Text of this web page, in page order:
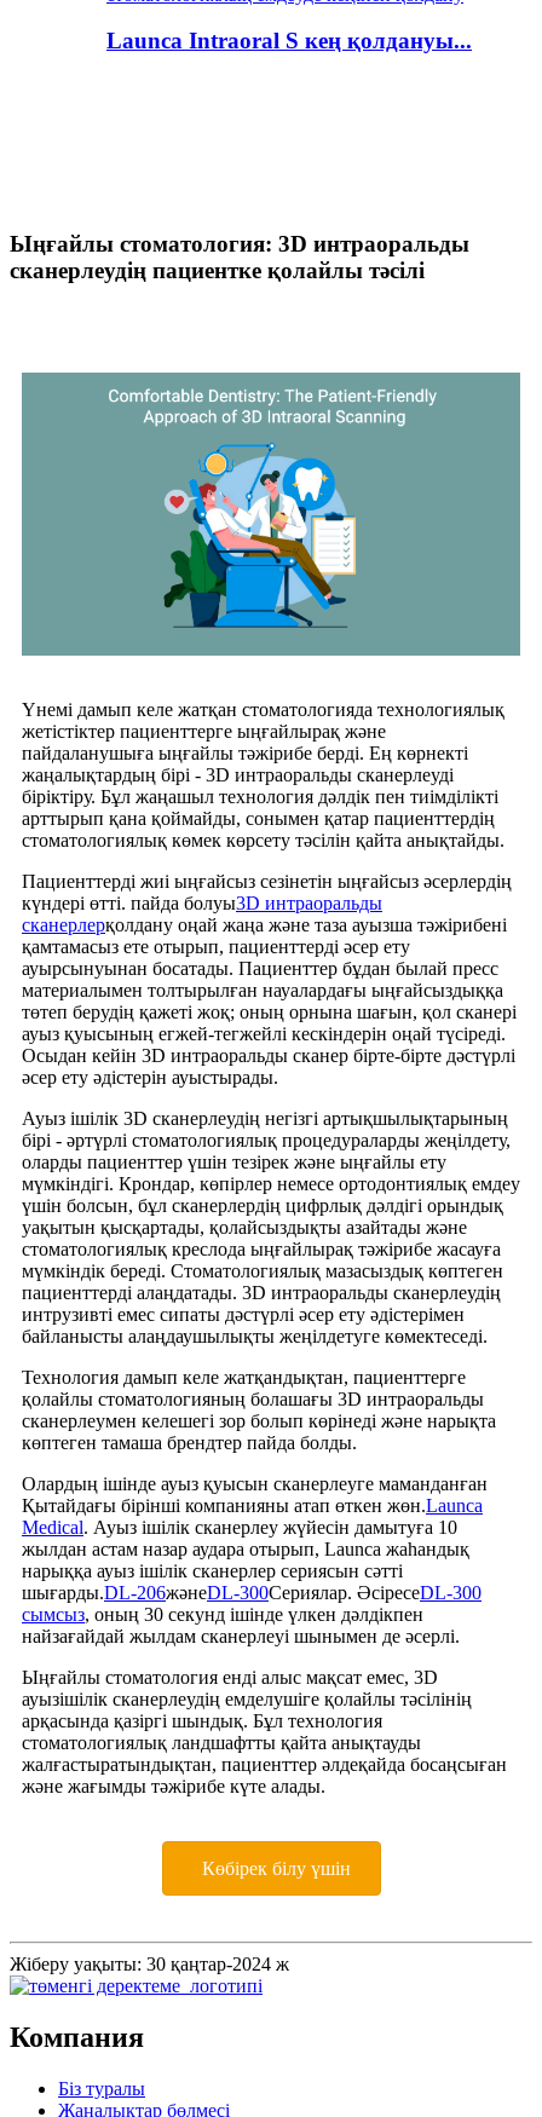
Launca Intraoral S кең қолдануы...
Ыңғайлы стоматология: 3D интраоральды
сканерлеудің пациентке қолайлы тәсілі
Үнемі дамып келе жатқан стоматологияда технологиялық
жетістіктер пациенттерге ыңғайлырақ және
пайдаланушыға ыңғайлы тәжірибе берді. Ең көрнекті
жаңалықтардың бірі - 3D интраоральды сканерлеуді
біріктіру. Бұл жаңашыл технология дәлдік пен тиімділікті
арттырып қана қоймайды, сонымен қатар пациенттердің
стоматологиялық көмек көрсету тәсілін қайта анықтайды.
Пациенттерді жиі ыңғайсыз сезінетін ыңғайсыз әсерлердің
күндері өтті. пайда болуы3D интраоральды
сканерлерқолдану оңай жаңа және таза ауызша тәжірибені
қамтамасыз ете отырып, пациенттерді әсер ету
ауырсынуынан босатады. Пациенттер бұдан былай пресс
материалымен толтырылған науалардағы ыңғайсыздыққа
төтеп берудің қажеті жоқ; оның орнына шағын, қол сканері
ауыз қуысының егжей-тегжейлі кескіндерін оңай түсіреді.
Осыдан кейін 3D интраоральды сканер бірте-бірте дәстүрлі
әсер ету әдістерін ауыстырады.
Ауыз ішілік 3D сканерлеудің негізгі артықшылықтарының
бірі - әртүрлі стоматологиялық процедураларды жеңілдету,
оларды пациенттер үшін тезірек және ыңғайлы ету
мүмкіндігі. Крондар, көпірлер немесе ортодонтиялық емдеу
үшін болсын, бұл сканерлердің цифрлық дәлдігі орындық
уақытын қысқартады, қолайсыздықты азайтады және
стоматологиялық креслода ыңғайлырақ тәжірибе жасауға
мүмкіндік береді. Стоматологиялық мазасыздық көптеген
пациенттерді алаңдатады. 3D интраоральды сканерлеудің
интрузивті емес сипаты дәстүрлі әсер ету әдістерімен
байланысты алаңдаушылықты жеңілдетуге көмектеседі.
Технология дамып келе жатқандықтан, пациенттерге
қолайлы стоматологияның болашағы 3D интраоральды
сканерлеумен келешегі зор болып көрінеді және нарықта
көптеген тамаша брендтер пайда болды.
Олардың ішінде ауыз қуысын сканерлеуге маманданған
Қытайдағы бірінші компанияны атап өткен жөн.Launca
Medical. Ауыз ішілік сканерлеу жүйесін дамытуға 10
жылдан астам назар аудара отырып, Launca жаһандық
нарыққа ауыз ішілік сканерлер сериясын сәтті
шығарды.DL-206жәнеDL-300Сериялар. ӘсіресеDL-300
сымсыз, оның 30 секунд ішінде үлкен дәлдікпен
найзағайдай жылдам сканерлеуі шынымен де әсерлі.
Ыңғайлы стоматология енді алыс мақсат емес, 3D
ауызішілік сканерлеудің емделушіге қолайлы тәсілінің
арқасында қазіргі шындық. Бұл технология
стоматологиялық ландшафтты қайта анықтауды
жалғастыратындықтан, пациенттер әлдеқайда босаңсыған
және жағымды тәжірибе күте алады.
Көбірек білу үшін
Жіберу уақыты: 30 қаңтар-2024 ж
Компания
Біз туралы
Жаңалықтар бөлмесі